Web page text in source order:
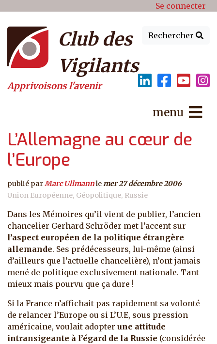
Menu du compte de Se connecter
Rechercher
Club des
Vigilants
Apprivoisons l'avenir
menu
L’Allemagne au cœur de
l’Europe
publié parMarc Ullmannlemer 27 décembre 2006
Union Européenne Géopolitique Russie
Dans les Mémoires qu’il vient de publier, l’ancien
chancelier Gerhard Schröder met l’accent sur
l’aspect européen de la politique étrangère
allemande. Ses prédécesseurs, lui-même (ainsi
d’ailleurs que l’actuelle chancelière), n’ont jamais
mené de politique exclusivement nationale. Tant
mieux mais pourvu que ça dure !
Si la France n’affichait pas rapidement sa volonté
de relancer l’Europe ou si L’U.E, sous pression
américaine, voulait adopter une attitude
intransigeante à l’égard de la Russie (considérée